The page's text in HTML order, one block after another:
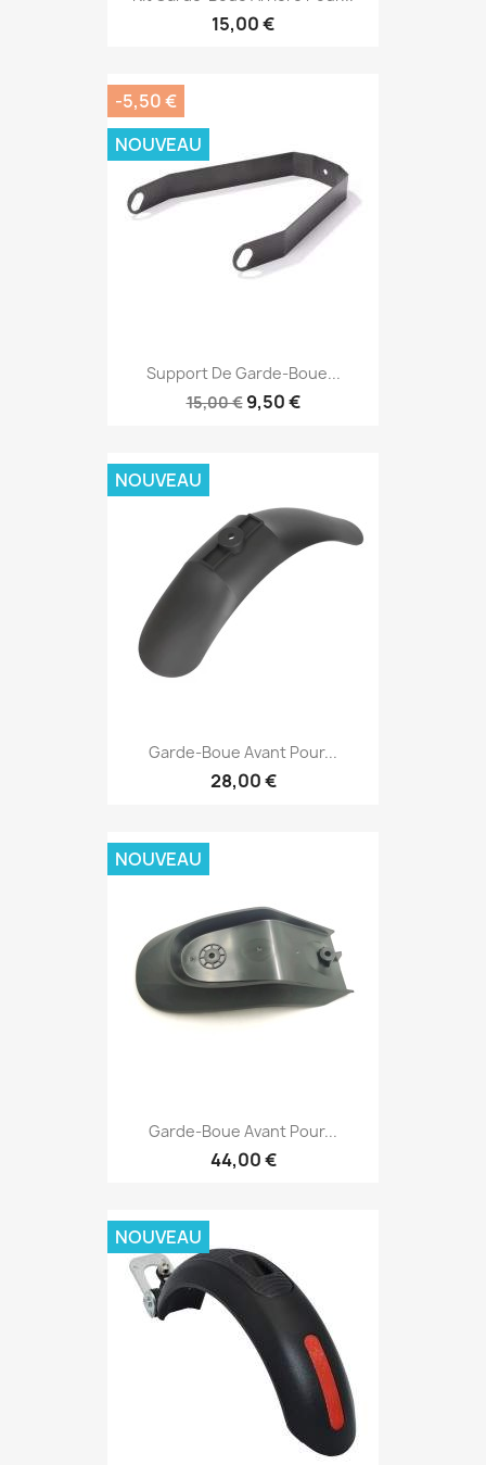
15,00 €
Support De Garde-Boue...
15,00 € 9,50 €
-5,50 €
NOUVEAU
Garde-Boue Avant Pour...
28,00 €
NOUVEAU
Garde-Boue Avant Pour...
44,00 €
NOUVEAU
NOUVEAU